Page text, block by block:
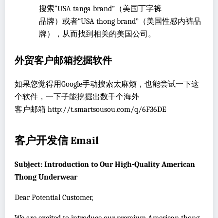
搜索“USA tanga brand”（美国丁字裤
品牌）或者“USA thong brand”（美国性感内裤品
牌），从而找到相关的美国公司。
外贸客户邮箱挖掘软件
如果您觉得用Google手动搜索太麻烦，也能尝试一下这
个软件，一下子能挖掘出数千个海外
客户邮箱 http://t.smartsousou.com/q/6F36DE
客户开发信 Email
Subject: Introduction to Our High-Quality American
Thong Underwear
Dear Potential Customer,